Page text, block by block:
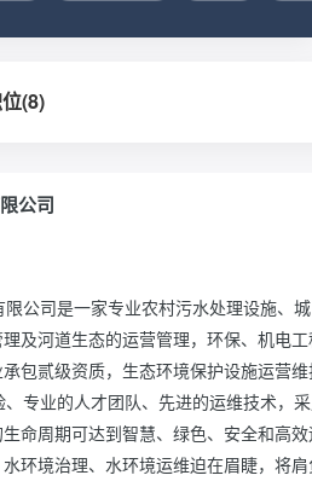
(8)
公司
及河道生态的运营管理，环保、机电
包贰级资质，生态环境保护设施运营
命周期可达到智慧、绿色、安全和高
环境治理、水环境运维迫在眉睫，将